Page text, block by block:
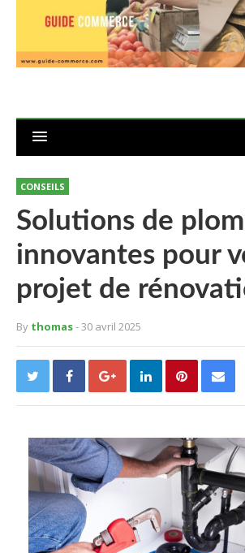
CONSEILS
Solutions de
innovantes pour
projet de
By thomas- 30 avril 2025